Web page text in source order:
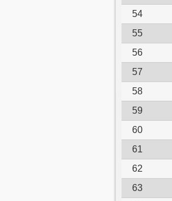
54
55
56
57
58
59
60
61
62
63